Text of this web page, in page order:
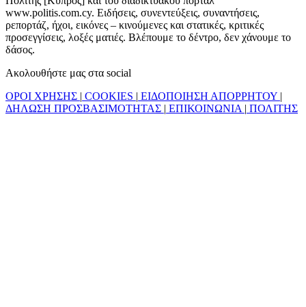
www.politis.com.cy. Ειδήσεις, συνεντεύξεις, συναντήσεις,
ρεπορτάζ, ήχοι, εικόνες – κινούμενες και στατικές, κριτικές
προσεγγίσεις, λοξές ματιές. Βλέπουμε το δέντρο, δεν χάνουμε το
δάσος.
Ακολουθήστε μας στα social
ΟΡΟΙ ΧΡΗΣΗΣ | COOKIES | ΕΙΔΟΠΟΙΗΣΗ ΑΠΟΡΡΗΤΟΥ |
ΔΗΛΩΣΗ ΠΡΟΣΒΑΣΙΜΟΤΗΤΑΣ | ΕΠΙΚΟΙΝΩΝΙΑ | ΠΟΛΙΤΗΣ